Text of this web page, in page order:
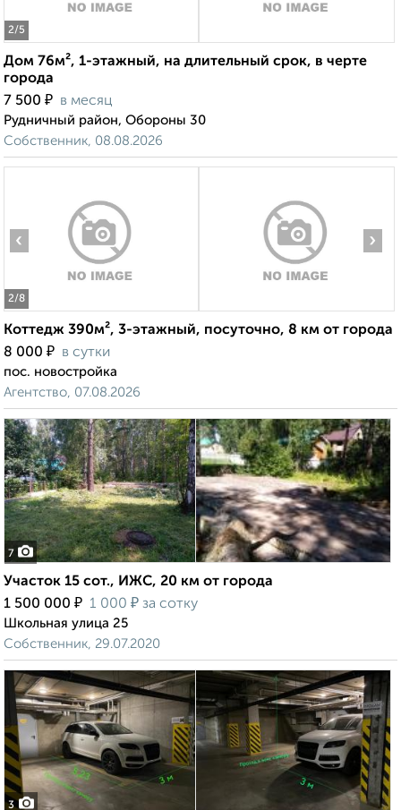
2/5
Дом 76м², 1-этажный, на длительный срок, в черте
города
7 500 ₽ в месяц
Рудничный район, Обороны 30
Собственник, 08.08.2026
2/8
‹ ›
Коттедж 390м², 3-этажный, посуточно, 8 км от города
8 000 ₽ в сутки
пос. новостройка
Агентство, 07.08.2026
7
Участок 15 сот., ИЖС, 20 км от города
1 500 000 ₽ 1 000 ₽ за сотку
Школьная улица 25
Собственник, 29.07.2020
3